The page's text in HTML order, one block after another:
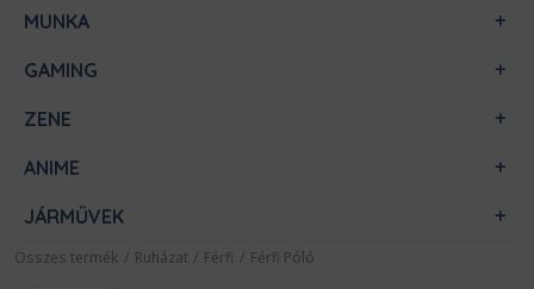
MUNKA
GAMING
ZENE
ANIME
JÁRMŰVEK
Összes termék / Ruházat / Férfi / Férfi Póló